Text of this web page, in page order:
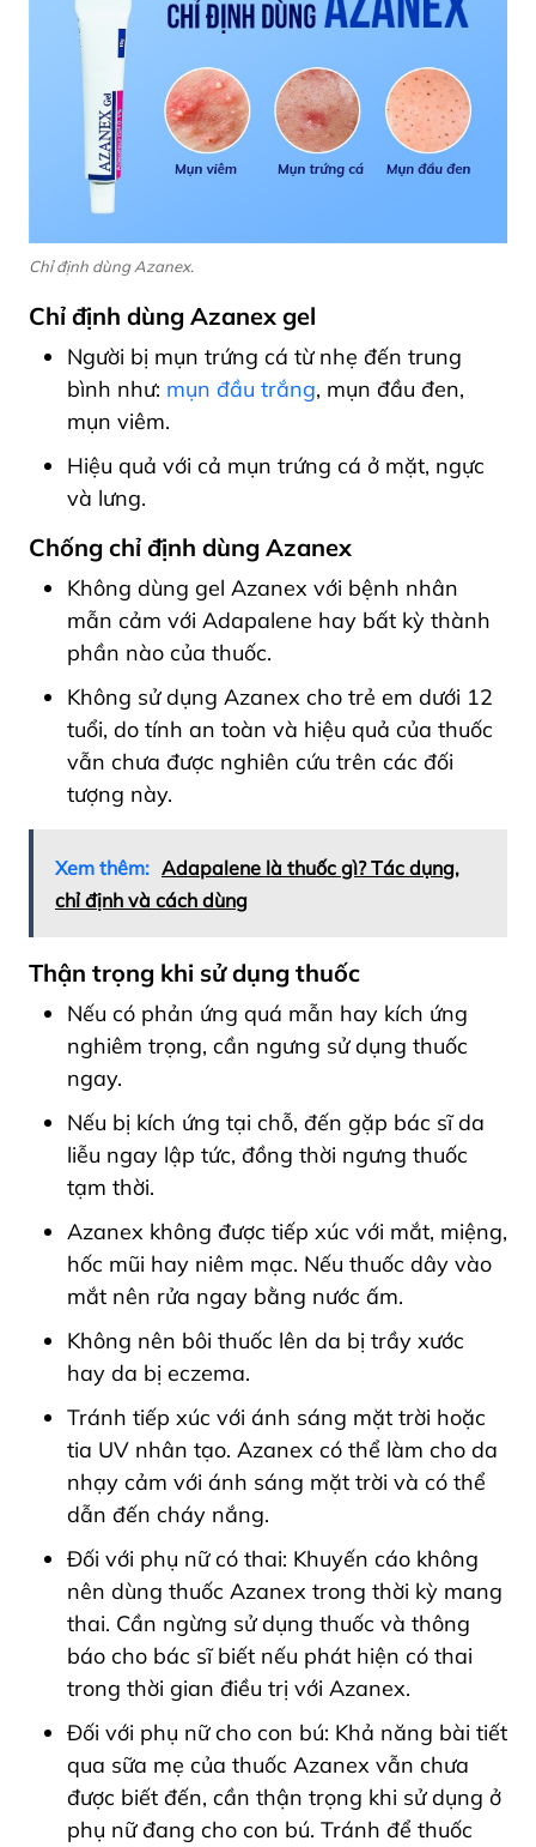
Chỉ định dùng Azanex.
Chỉ định dùng Azanex gel
Người bị mụn trứng cá từ nhẹ đến trung
bình như: mụn đầu trắng, mụn đầu đen,
mụn viêm.
Hiệu quả với cả mụn trứng cá ở mặt, ngực
và lưng.
Chống chỉ định dùng Azanex
Không dùng gel Azanex với bệnh nhân
mẫn cảm với Adapalene hay bất kỳ thành
phần nào của thuốc.
Không sử dụng Azanex cho trẻ em dưới 12
tuổi, do tính an toàn và hiệu quả của thuốc
vẫn chưa được nghiên cứu trên các đối
tượng này.
Xem thêm: Adapalene là thuốc gì? Tác dụng,
chỉ định và cách dùng
Thận trọng khi sử dụng thuốc
Nếu có phản ứng quá mẫn hay kích ứng
nghiêm trọng, cần ngưng sử dụng thuốc
ngay.
Nếu bị kích ứng tại chỗ, đến gặp bác sĩ da
liễu ngay lập tức, đồng thời ngưng thuốc
tạm thời.
Azanex không được tiếp xúc với mắt, miệng,
hốc mũi hay niêm mạc. Nếu thuốc dây vào
mắt nên rửa ngay bằng nước ấm.
Không nên bôi thuốc lên da bị trầy xước
hay da bị eczema.
Tránh tiếp xúc với ánh sáng mặt trời hoặc
tia UV nhân tạo. Azanex có thể làm cho da
nhạy cảm với ánh sáng mặt trời và có thể
dẫn đến cháy nắng.
Đối với phụ nữ có thai: Khuyến cáo không
nên dùng thuốc Azanex trong thời kỳ mang
thai. Cần ngừng sử dụng thuốc và thông
báo cho bác sĩ biết nếu phát hiện có thai
trong thời gian điều trị với Azanex.
Đối với phụ nữ cho con bú: Khả năng bài tiết
qua sữa mẹ của thuốc Azanex vẫn chưa
được biết đến, cần thận trọng khi sử dụng ở
phụ nữ đang cho con bú. Tránh để thuốc